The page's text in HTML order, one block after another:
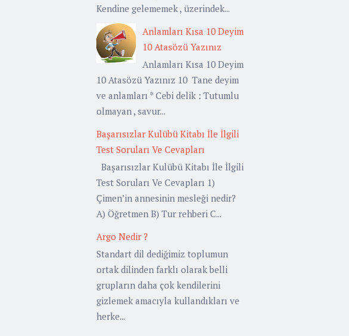
Kendine gelememek , üzerindek...
Anlamları Kısa 10 Deyim
10 Atasözü Yazınız
Anlamları Kısa 10 Deyim
10 Atasözü Yazınız 10 Tane deyim
ve anlamları * Cebi delik : Tutumlu
olmayan , savur...
Başarısızlar Kulübü Kitabı İle İlgili
Test Soruları Ve Cevapları
Başarısızlar Kulübü Kitabı İle İlgili
Test Soruları Ve Cevapları 1)
Çimen’in annesinin mesleği nedir?
A) Öğretmen B) Tur rehberi C...
Argo Nedir ?
Standart dil dediğimiz toplumun
ortak dilinden farklı olarak belli
grupların daha çok kendilerini
gizlemek amacıyla kullandıkları ve
herke...